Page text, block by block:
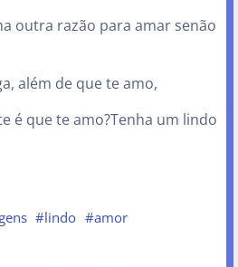
outra razão para amar senão
além de que te amo,
é que te amo?Tenha um lindo
#lindo #amor